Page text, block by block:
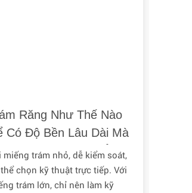
Răng Như Thế Nào
Có Độ Bền Lâu Dài Mà
Nhạy Cảm Và Ê
miếng trám nhỏ, dễ kiểm soát,
chọn kỹ thuật trực tiếp. Với
trám lớn, chỉ nên làm kỹ